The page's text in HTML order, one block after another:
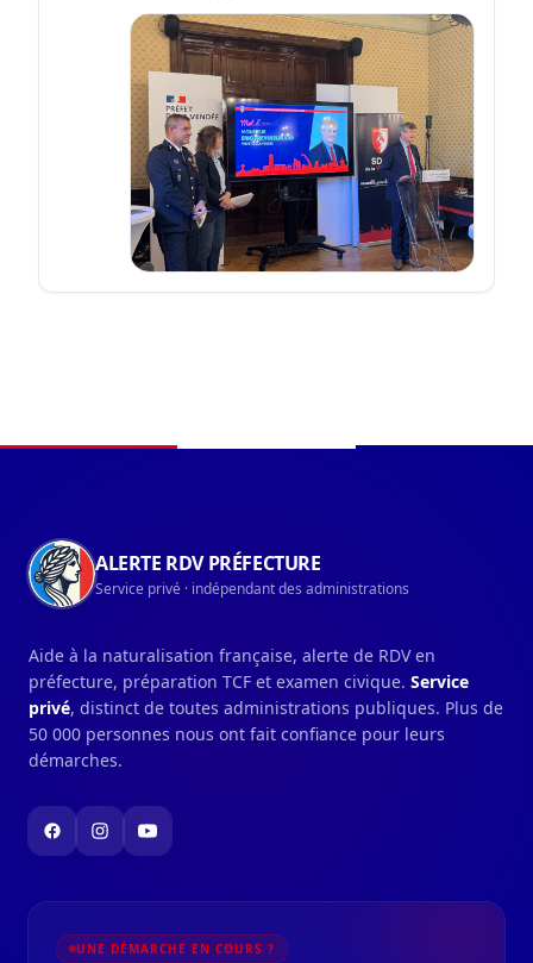
ALERTE RDV PRÉFECTURE
Service privé · indépendant des administrations
Aide à la naturalisation française, alerte de RDV en
préfecture, préparation TCF et examen civique. Service
privé, distinct de toutes administrations publiques. Plus de
50 000 personnes nous ont fait confiance pour leurs
démarches.
UNE DÉMARCHE EN COURS ?